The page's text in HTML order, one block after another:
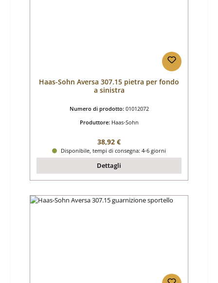
Haas-Sohn Aversa 307.15 pietra per fondo
a sinistra
Numero di prodotto: 01012072
Produttore: Haas-Sohn
Prezzo normale:
38,92 €
Disponibile, tempi di consegna: 4-6 giorni
Dettagli